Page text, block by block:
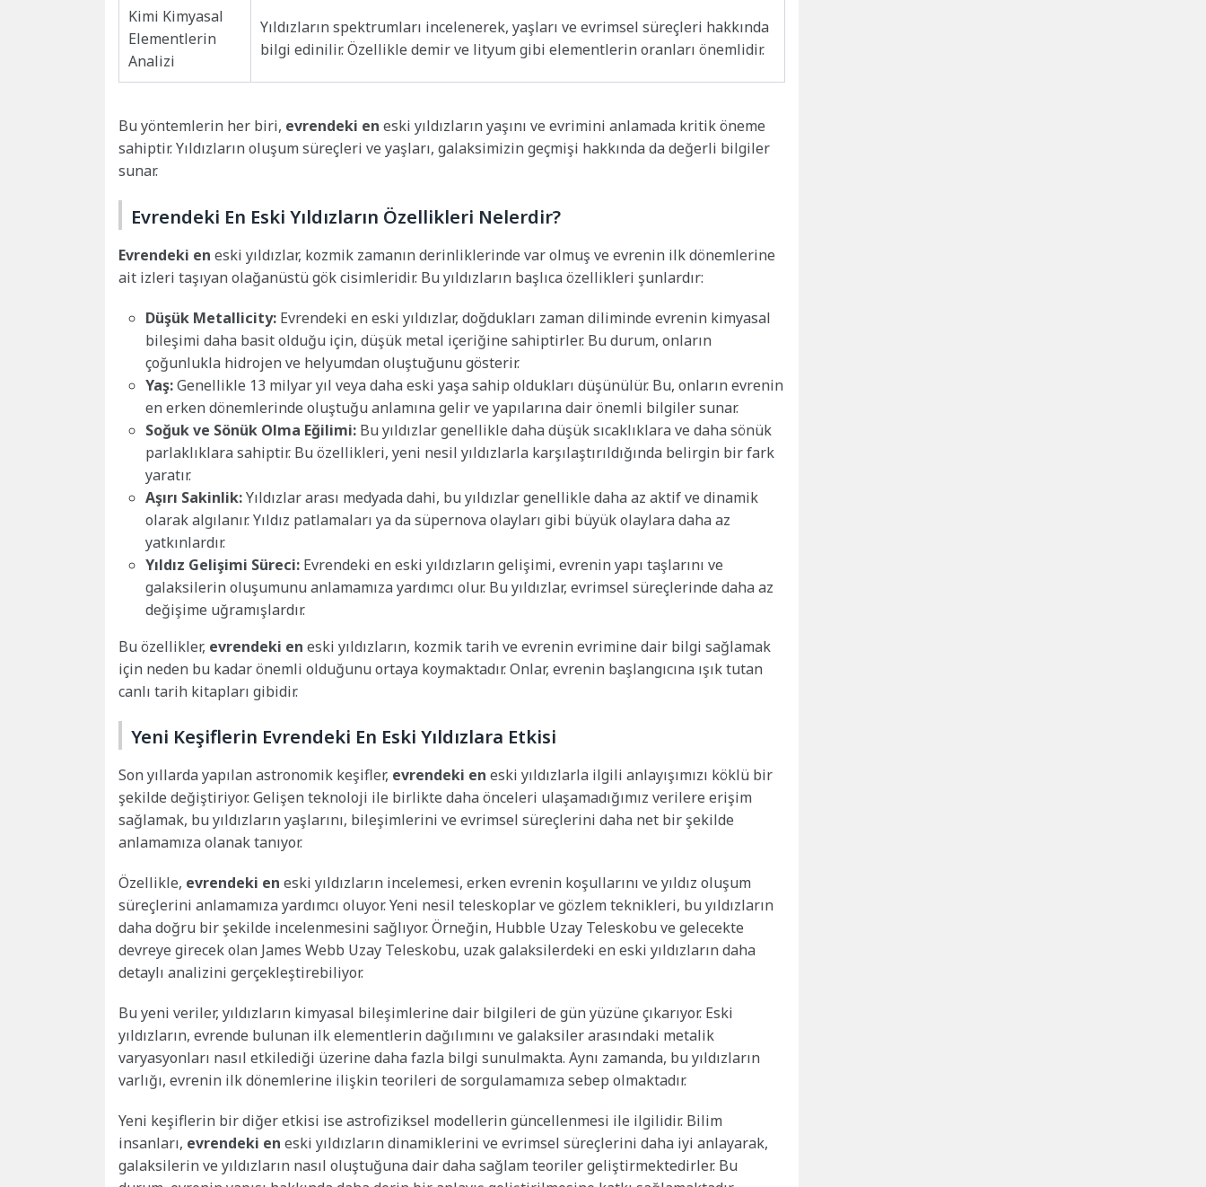
Kimi Kimyasal
Elementlerin
Analizi
Yıldızların spektrumları incelenerek, yaşları ve evrimsel süreçleri hakkında
bilgi edinilir. Özellikle demir ve lityum gibi elementlerin oranları önemlidir.
Bu yöntemlerin her biri, evrendeki en eski yıldızların yaşını ve evrimini anlamada kritik öneme
sahiptir. Yıldızların oluşum süreçleri ve yaşları, galaksimizin geçmişi hakkında da değerli bilgiler
sunar.
Evrendeki En Eski Yıldızların Özellikleri Nelerdir?
Evrendeki en eski yıldızlar, kozmik zamanın derinliklerinde var olmuş ve evrenin ilk dönemlerine
ait izleri taşıyan olağanüstü gök cisimleridir. Bu yıldızların başlıca özellikleri şunlardır:
Düşük Metallicity: Evrendeki en eski yıldızlar, doğdukları zaman diliminde evrenin kimyasal
bileşimi daha basit olduğu için, düşük metal içeriğine sahiptirler. Bu durum, onların
çoğunlukla hidrojen ve helyumdan oluştuğunu gösterir.
Yaş:Genellikle 13 milyar yıl veya daha eski yaşa sahip oldukları düşünülür. Bu, onların evrenin
en erken dönemlerinde oluştuğu anlamına gelir ve yapılarına dair önemli bilgiler sunar.
Soğuk ve Sönük Olma Eğilimi: Bu yıldızlar genellikle daha düşük sıcaklıklara ve daha sönük
parlaklıklara sahiptir. Bu özellikleri, yeni nesil yıldızlarla karşılaştırıldığında belirgin bir fark
yaratır.
Aşırı Sakinlik:Yıldızlar arası medyada dahi, bu yıldızlar genellikle daha az aktif ve dinamik
olarak algılanır. Yıldız patlamaları ya da süpernova olayları gibi büyük olaylara daha az
yatkınlardır.
Yıldız Gelişimi Süreci: Evrendeki en eski yıldızların gelişimi, evrenin yapı taşlarını ve
galaksilerin oluşumunu anlamamıza yardımcı olur. Bu yıldızlar, evrimsel süreçlerinde daha az
değişime uğramışlardır.
Bu özellikler, evrendeki en eski yıldızların, kozmik tarih ve evrenin evrimine dair bilgi sağlamak
için neden bu kadar önemli olduğunu ortaya koymaktadır. Onlar, evrenin başlangıcına ışık tutan
canlı tarih kitapları gibidir.
Yeni Keşiflerin Evrendeki En Eski Yıldızlara Etkisi
Son yıllarda yapılan astronomik keşifler, evrendeki en eski yıldızlarla ilgili anlayışımızı köklü bir
şekilde değiştiriyor. Gelişen teknoloji ile birlikte daha önceleri ulaşamadığımız verilere erişim
sağlamak, bu yıldızların yaşlarını, bileşimlerini ve evrimsel süreçlerini daha net bir şekilde
anlamamıza olanak tanıyor.
Özellikle, evrendeki en eski yıldızların incelemesi, erken evrenin koşullarını ve yıldız oluşum
süreçlerini anlamamıza yardımcı oluyor. Yeni nesil teleskoplar ve gözlem teknikleri, bu yıldızların
daha doğru bir şekilde incelenmesini sağlıyor. Örneğin, Hubble Uzay Teleskobu ve gelecekte
devreye girecek olan James Webb Uzay Teleskobu, uzak galaksilerdeki en eski yıldızların daha
detaylı analizini gerçekleştirebiliyor.
Bu yeni veriler, yıldızların kimyasal bileşimlerine dair bilgileri de gün yüzüne çıkarıyor. Eski
yıldızların, evrende bulunan ilk elementlerin dağılımını ve galaksiler arasındaki metalik
varyasyonları nasıl etkilediği üzerine daha fazla bilgi sunulmakta. Aynı zamanda, bu yıldızların
varlığı, evrenin ilk dönemlerine ilişkin teorileri de sorgulamamıza sebep olmaktadır.
Yeni keşiflerin bir diğer etkisi ise astrofiziksel modellerin güncellenmesi ile ilgilidir. Bilim
insanları, evrendeki en eski yıldızların dinamiklerini ve evrimsel süreçlerini daha iyi anlayarak,
galaksilerin ve yıldızların nasıl oluştuğuna dair daha sağlam teoriler geliştirmektedirler. Bu